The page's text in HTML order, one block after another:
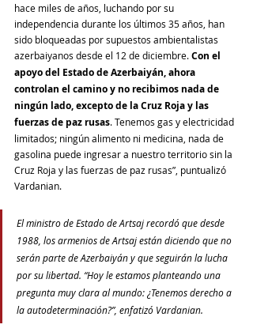
hace miles de años, luchando por su
independencia durante los últimos 35 años, han
sido bloqueadas por supuestos ambientalistas
azerbaiyanos desde el 12 de diciembre. Con el
apoyo del Estado de Azerbaiyán, ahora
controlan el camino y no recibimos nada de
ningún lado, excepto de la Cruz Roja y las
fuerzas de paz rusas. Tenemos gas y electricidad
limitados; ningún alimento ni medicina, nada de
gasolina puede ingresar a nuestro territorio sin la
Cruz Roja y las fuerzas de paz rusas”, puntualizó
Vardanian.
El ministro de Estado de Artsaj recordó que desde
1988, los armenios de Artsaj están diciendo que no
serán parte de Azerbaiyán y que seguirán la lucha
por su libertad. “Hoy le estamos planteando una
pregunta muy clara al mundo: ¿Tenemos derecho a
la autodeterminación?”, enfatizó Vardanian.